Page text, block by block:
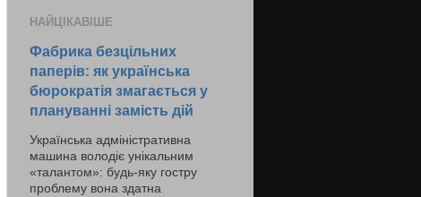
НАЙЦІКАВІШЕ
Фабрика безцільних
паперів: як українська
бюрократія змагається у
плануванні замість дій
Українська адміністративна
машина володіє унікальним
«талантом»: будь-яку гостру
проблему вона здатна